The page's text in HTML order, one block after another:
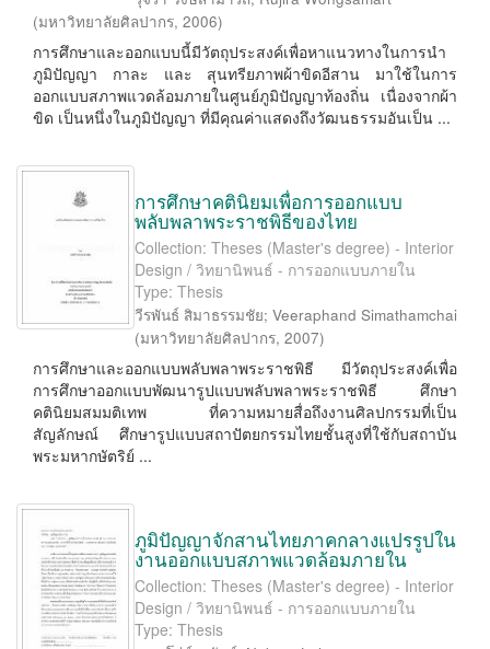
(มหาวิทยาลัยศิลปากร, 2006)
การศึกษาและออกแบบนี้มีวัตถุประสงค์เพื่อหาแนวทางในการนำ
ภูมิปัญญา กาละ และ สุนทรียภาพผ้าขิดอีสาน มาใช้ในการ
ออกแบบสภาพแวดล้อมภายในศูนย์ภูมิปัญญาท้องถิ่น เนื่องจากผ้า
ขิด เป็นหนึ่งในภูมิปัญญา ที่มีคุณค่าแสดงถึงวัฒนธรรมอันเป็น ...
การศึกษาคตินิยมเพื่อการออกแบบ
พลับพลาพระราชพิธีของไทย
Collection: Theses (Master's degree) - Interior
Design / วิทยานิพนธ์ - การออกแบบภายใน
Type: Thesis
วีรพันธ์ สิมาธรรมชัย; Veeraphand Simathamchai
(มหาวิทยาลัยศิลปากร, 2007)
การศึกษาและออกแบบพลับพลาพระราชพิธี มีวัตถุประสงค์เพื่อ
การศึกษาออกแบบพัฒนารูปแบบพลับพลาพระราชพิธี ศึกษา
คตินิยมสมมติเทพ ที่ความหมายสื่อถึงงานศิลปกรรมที่เป็น
สัญลักษณ์ ศึกษารูปแบบสถาปัตยกรรมไทยชั้นสูงที่ใช้กับสถาบัน
พระมหากษัตริย์ ...
ภูมิปัญญาจักสานไทยภาคกลางแปรรูปใน
งานออกแบบสภาพแวดล้อมภายใน
Collection: Theses (Master's degree) - Interior
Design / วิทยานิพนธ์ - การออกแบบภายใน
Type: Thesis